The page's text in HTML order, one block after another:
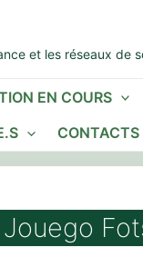
et les réseaux de
EN COURS
CONTACTS